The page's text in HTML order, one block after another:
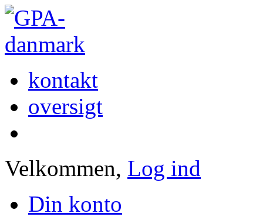
kontakt
oversigt
Velkommen, Log ind
Din konto